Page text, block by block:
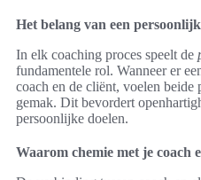
Het belang van een
In elk coaching proces speelt de
fundamentele rol. Wanneer er
coach en de cliënt, voelen beide
gemak. Dit bevordert
persoonlijke doelen.
Waarom chemie met je coach